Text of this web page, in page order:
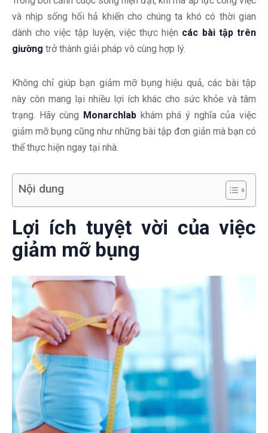
và nhịp sống hối hả khiến cho chúng ta khó có thời gian
dành cho việc tập luyện, việc thực hiện các bài tập trên
giường trở thành giải pháp vô cùng hợp lý.
Không chỉ giúp bạn giảm mỡ bụng hiệu quả, các bài tập
này còn mang lại nhiều lợi ích khác cho sức khỏe và tâm
trạng. Hãy cùng Monarchlab khám phá ý nghĩa của việc
giảm mỡ bụng cũng như những bài tập đơn giản mà bạn có
thể thực hiện ngay tại nhà.
Nội dung
Lợi ích tuyệt vời của việc
giảm mỡ bụng